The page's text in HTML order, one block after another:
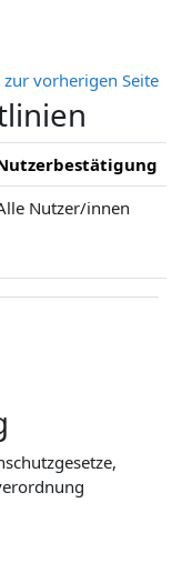
vorherigen Seite
Nutzer/innen